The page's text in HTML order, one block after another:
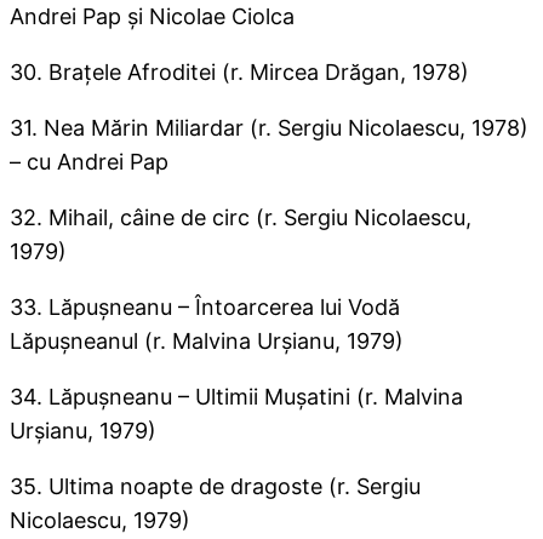
Andrei Pap şi Nicolae Ciolca
30. Braţele Afroditei (r. Mircea Drăgan, 1978)
31. Nea Mărin Miliardar (r. Sergiu Nicolaescu, 1978)
– cu Andrei Pap
32. Mihail, câine de circ (r. Sergiu Nicolaescu,
1979)
33. Lăpuşneanu – Întoarcerea lui Vodă
Lăpuşneanul (r. Malvina Urşianu, 1979)
34. Lăpuşneanu – Ultimii Muşatini (r. Malvina
Urşianu, 1979)
35. Ultima noapte de dragoste (r. Sergiu
Nicolaescu, 1979)